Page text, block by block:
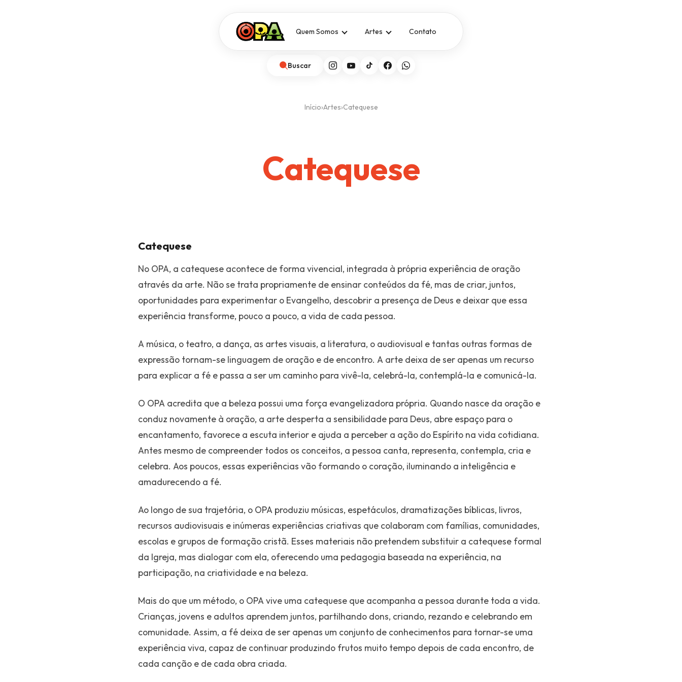
Quem Somos Artes Contato
Buscar
Início›Artes›Catequese
Catequese
Catequese
No OPA, a catequese acontece de forma vivencial, integrada à própria experiência de oração
através da arte. Não se trata propriamente de ensinar conteúdos da fé, mas de criar, juntos,
oportunidades para experimentar o Evangelho, descobrir a presença de Deus e deixar que essa
experiência transforme, pouco a pouco, a vida de cada pessoa.
A música, o teatro, a dança, as artes visuais, a literatura, o audiovisual e tantas outras formas de
expressão tornam-se linguagem de oração e de encontro. A arte deixa de ser apenas um recurso
para explicar a fé e passa a ser um caminho para vivê-la, celebrá-la, contemplá-la e comunicá-la.
O OPA acredita que a beleza possui uma força evangelizadora própria. Quando nasce da oração e
conduz novamente à oração, a arte desperta a sensibilidade para Deus, abre espaço para o
encantamento, favorece a escuta interior e ajuda a perceber a ação do Espírito na vida cotidiana.
Antes mesmo de compreender todos os conceitos, a pessoa canta, representa, contempla, cria e
celebra. Aos poucos, essas experiências vão formando o coração, iluminando a inteligência e
amadurecendo a fé.
Ao longo de sua trajetória, o OPA produziu músicas, espetáculos, dramatizações bíblicas, livros,
recursos audiovisuais e inúmeras experiências criativas que colaboram com famílias, comunidades,
escolas e grupos de formação cristã. Esses materiais não pretendem substituir a catequese formal
da Igreja, mas dialogar com ela, oferecendo uma pedagogia baseada na experiência, na
participação, na criatividade e na beleza.
Mais do que um método, o OPA vive uma catequese que acompanha a pessoa durante toda a vida.
Crianças, jovens e adultos aprendem juntos, partilhando dons, criando, rezando e celebrando em
comunidade. Assim, a fé deixa de ser apenas um conjunto de conhecimentos para tornar-se uma
experiência viva, capaz de continuar produzindo frutos muito tempo depois de cada encontro, de
cada canção e de cada obra criada.